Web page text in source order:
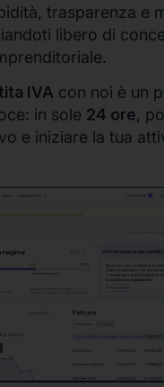
trasparenza e
libero di
IVA con noi è un
in sole 24 ore,
e iniziare la tua